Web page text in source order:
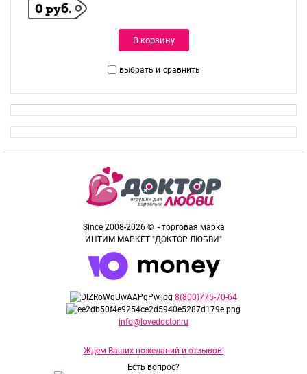
0 руб.
В корзину
выбрать и сравнить
Since 2008-2026 © - торговая марка
ИНТИМ МАРКЕТ "ДОКТОР ЛЮБВИ"
8(800)775-70-64
info@lovedoctor.ru
Ждем Ваших пожеланий и отзывов!
Есть вопрос?